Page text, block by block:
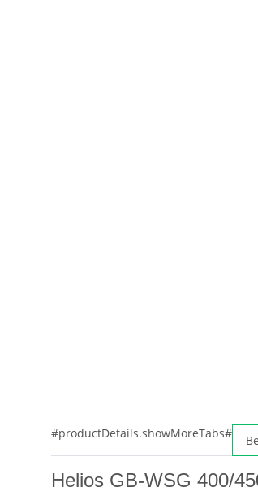
#productDetails.showMoreTabs#
Helios GB-WSG 400/